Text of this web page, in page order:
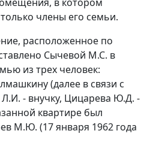
в котором
члены его семьи.
расположенное по
Сычевой М.С. в
из трех человек:
(далее в связи с
- внучку, Цицарева Ю.Д. -
квартире был
М.Ю. (17 января 1962 года